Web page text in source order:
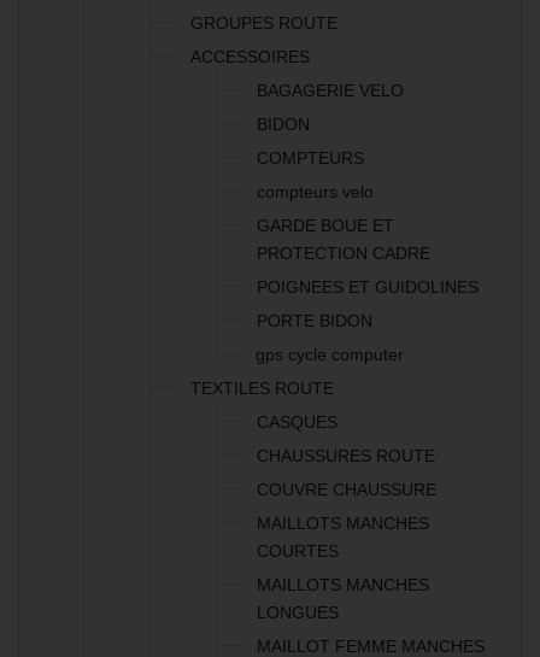
GROUPES ROUTE
ACCESSOIRES
BAGAGERIE VELO
BIDON
COMPTEURS
compteurs velo
GARDE BOUE ET
PROTECTION CADRE
POIGNEES ET GUIDOLINES
PORTE BIDON
gps cycle computer
TEXTILES ROUTE
CASQUES
CHAUSSURES ROUTE
COUVRE CHAUSSURE
MAILLOTS MANCHES
COURTES
MAILLOTS MANCHES
LONGUES
MAILLOT FEMME MANCHES